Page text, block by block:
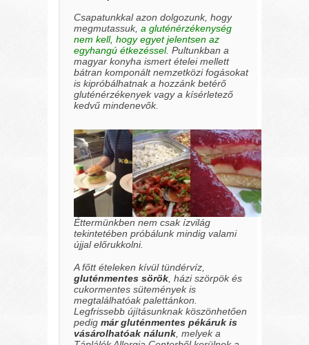
Csapatunkkal azon dolgozunk, hogy
megmutassuk,a gluténérzékenység
nem kell, hogy egyet jelentsen az
egyhangú étkezéssel. Pultunkban a
magyar konyha ismert ételei mellett
bátran komponált nemzetközi fogásokat
is kipróbálhatnak a hozzánk betérő
gluténérzékenyek vagy a kísérletező
kedvű mindenevők.
Éttermünkben nem csak ízvilág
tekintetében próbálunk mindig valami
újjal előrukkolni.
A főtt ételeken kívül tündérvíz,
gluténmentes sörök, házi szörpök és
cukormentes sütemények is
megtalálhatóak palettánkon.
Legfrissebb újításunknak köszönhetően
pedigmár gluténmentes pékáruk is
vásárolhatóak nálunk, melyek a